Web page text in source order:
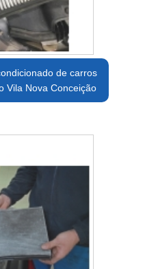
de carros
Vila Nova Conceição